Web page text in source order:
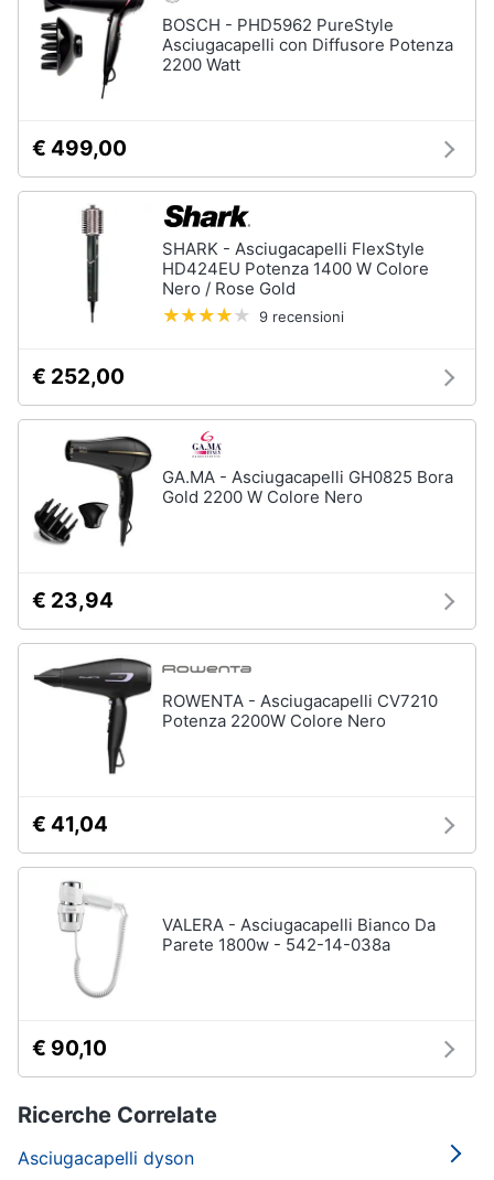
BOSCH - PHD5962 PureStyle
Asciugacapelli con Diffusore Potenza
2200 Watt
€ 499,00
SHARK - Asciugacapelli FlexStyle
HD424EU Potenza 1400 W Colore
Nero / Rose Gold
9 recensioni
€ 252,00
GA.MA - Asciugacapelli GH0825 Bora
Gold 2200 W Colore Nero
€ 23,94
ROWENTA - Asciugacapelli CV7210
Potenza 2200W Colore Nero
€ 41,04
VALERA - Asciugacapelli Bianco Da
Parete 1800w - 542-14-038a
€ 90,10
Ricerche Correlate
Asciugacapelli dyson